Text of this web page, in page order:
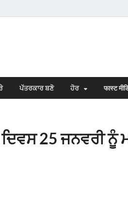
ਪੱਤਰਕਾਰ ਬਣੋ ਹੋਰ फास्ट
ਦਿਵਸ 25 ਜਨਵਰੀ